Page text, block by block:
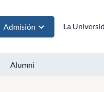
Admisión La
Alumni